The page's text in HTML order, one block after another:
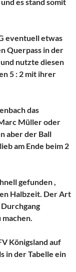
eventuell etwas
Querpass in der
nutzte diesen
5 : 2 mit ihrer
das
Müller oder
aber der Ball
am Ende beim 2
gefunden ,
Halbzeit. Der Art
Königsland auf
in der Tabelle ein